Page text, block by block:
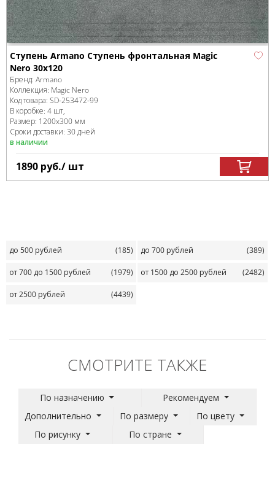
Ступень Armano Ступень фронтальная Magic
Nero 30x120
Бренд: Armano
Коллекция: Magic Nero
Код товара: SD-253472-99
В коробке: 4 шт,
Размер: 1200x300 мм
Сроки доставки: 30 дней
в наличии
1890 руб./ шт
до 500 рублей (185) до 700 рублей (389)
от 700 до 1500 рублей (1979) от 1500 до 2500 рублей (2482)
от 2500 рублей (4439)
СМОТРИТЕ ТАКЖЕ
По назначению
Рекомендуем
Дополнительно
По размеру
По цвету
По рисунку
По стране